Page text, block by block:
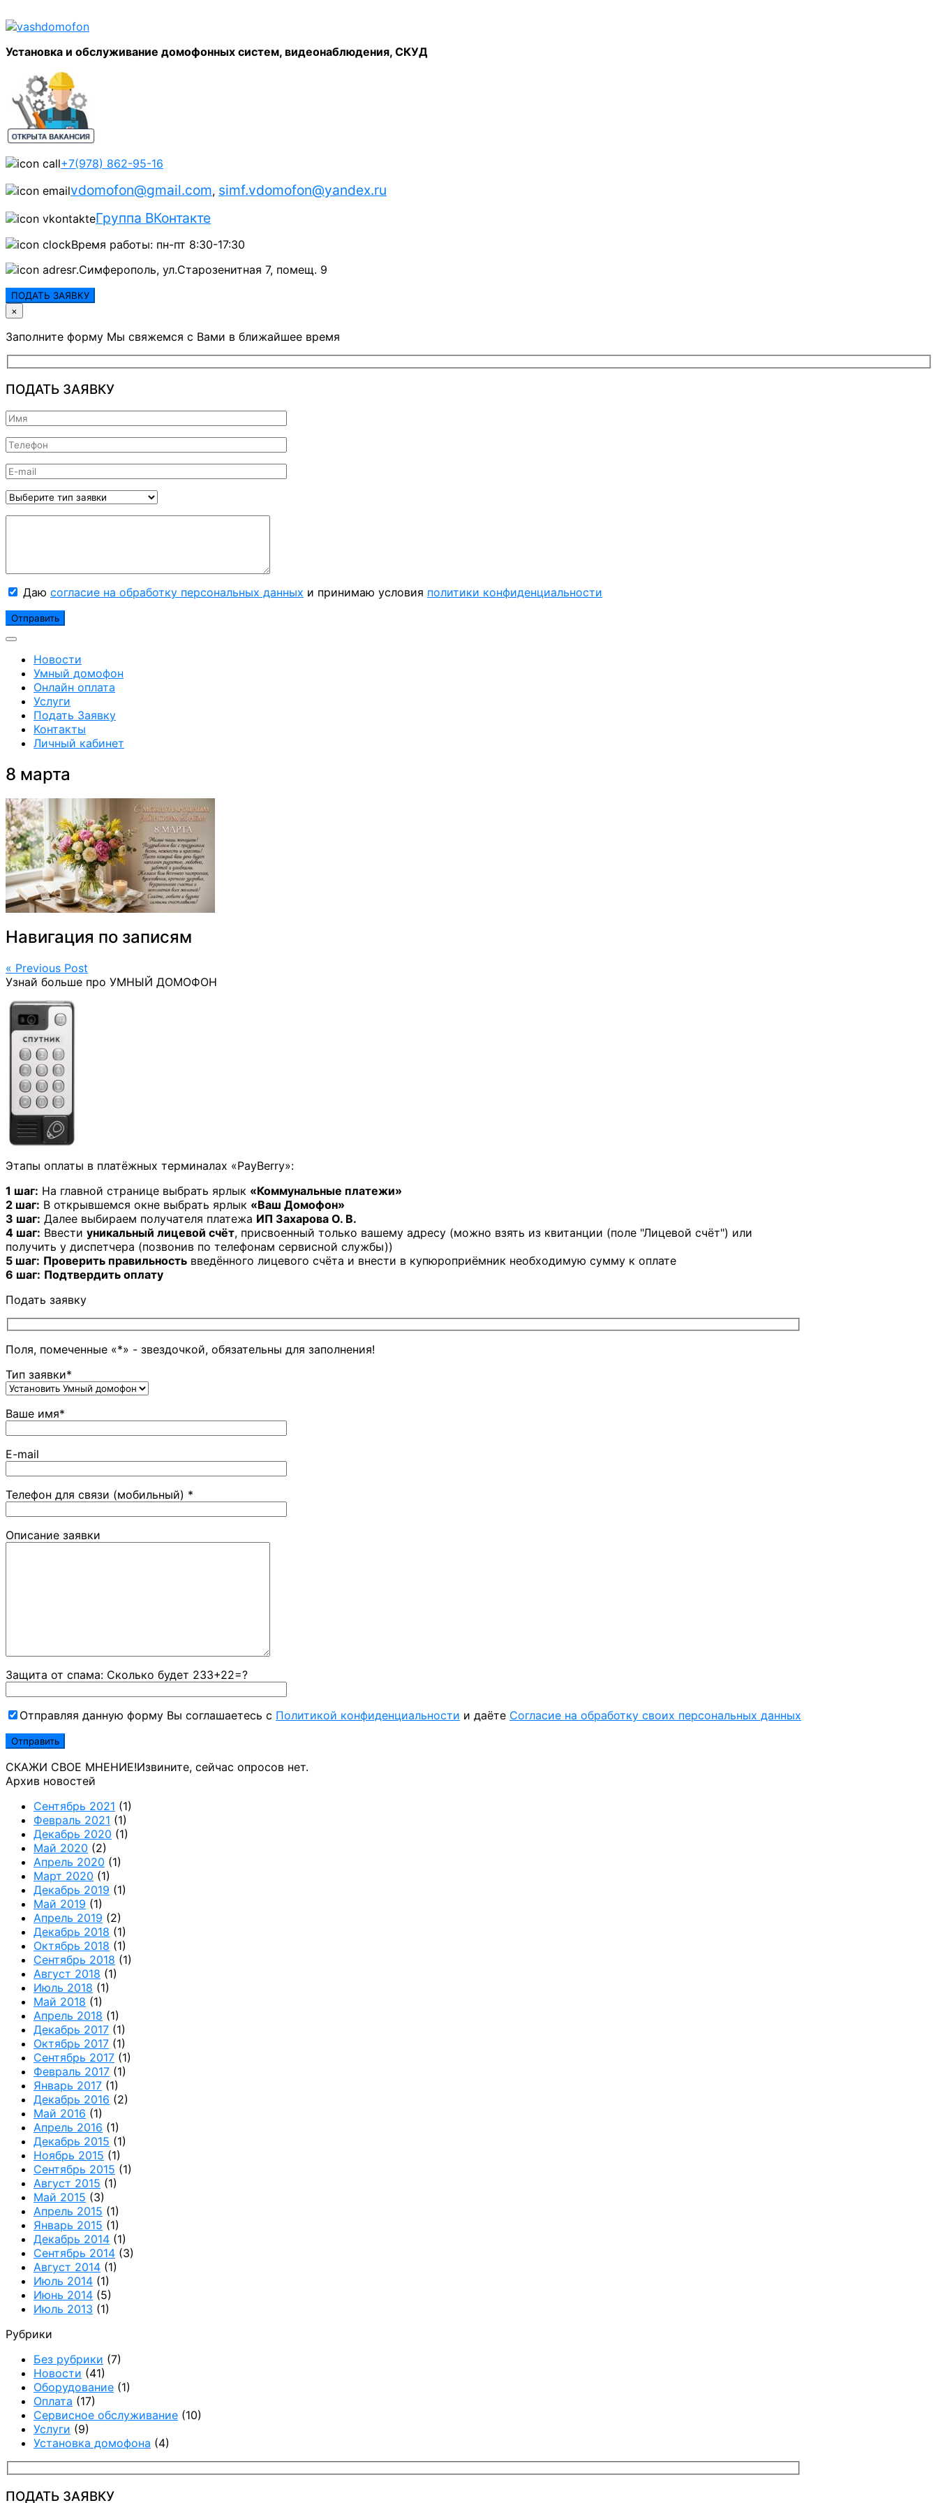
Установка и обслуживание домофонных систем, видеонаблюдения, СКУД
+7(978) 862-95-16
vdomofon@gmail.com, simf.vdomofon@yandex.ru
Группа ВКонтакте
Время работы: пн-пт 8:30-17:30
г.Симферополь, ул.Старозенитная 7, помещ. 9
ПОДАТЬ ЗАЯВКУ
×
Заполните форму Мы свяжемся с Вами в ближайшее время
ПОДАТЬ ЗАЯВКУ
Даю согласие на обработку персональных данных и принимаю условия политики конфиденциальности
Новости
Умный домофон
Онлайн оплата
Услуги
Подать Заявку
Контакты
Личный кабинет
8 марта
Навигация по записям
« Previous Post
Узнай больше про УМНЫЙ ДОМОФОН
Этапы оплаты в платёжных терминалах «PayBerry»:
1 шаг: На главной странице выбрать ярлык «Коммунальные платежи»
2 шаг: В открывшемся окне выбрать ярлык «Ваш Домофон»
3 шаг: Далее выбираем получателя платежа ИП Захарова О. В.
4 шаг: Ввести уникальный лицевой счёт, присвоенный только вашему адресу (можно взять из квитанции (поле "Лицевой счёт") или
получить у диспетчера (позвонив по телефонам сервисной службы))
5 шаг: Проверить правильность введённого лицевого счёта и внести в купюроприёмник необходимую сумму к оплате
6 шаг: Подтвердить оплату
Подать заявку
Поля, помеченные «*» - звездочкой, обязательны для заполнения!
Тип заявки*
Ваше имя*
E-mail
Телефон для связи (мобильный) *
Описание заявки
Защита от спама: Сколько будет 233+22=?
Отправляя данную форму Вы соглашаетесь с Политикой конфиденциальности и даёте Согласие на обработку своих персональных данных
СКАЖИ СВОЕ МНЕНИЕ!Извините, сейчас опросов нет.
Архив новостей
Сентябрь 2021 (1)
Февраль 2021 (1)
Декабрь 2020 (1)
Май 2020 (2)
Апрель 2020 (1)
Март 2020 (1)
Декабрь 2019 (1)
Май 2019 (1)
Апрель 2019 (2)
Декабрь 2018 (1)
Октябрь 2018 (1)
Сентябрь 2018 (1)
Август 2018 (1)
Июль 2018 (1)
Май 2018 (1)
Апрель 2018 (1)
Декабрь 2017 (1)
Октябрь 2017 (1)
Сентябрь 2017 (1)
Февраль 2017 (1)
Январь 2017 (1)
Декабрь 2016 (2)
Май 2016 (1)
Апрель 2016 (1)
Декабрь 2015 (1)
Ноябрь 2015 (1)
Сентябрь 2015 (1)
Август 2015 (1)
Май 2015 (3)
Апрель 2015 (1)
Январь 2015 (1)
Декабрь 2014 (1)
Сентябрь 2014 (3)
Август 2014 (1)
Июль 2014 (1)
Июнь 2014 (5)
Июль 2013 (1)
Рубрики
Без рубрики (7)
Новости (41)
Оборудование (1)
Оплата (17)
Сервисное обслуживание (10)
Услуги (9)
Установка домофона (4)
ПОДАТЬ ЗАЯВКУ